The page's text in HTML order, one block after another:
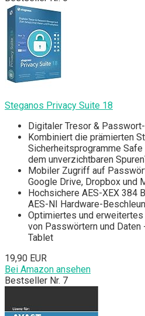
Steganos Privacy Suite 18
Digitaler Tresor &
Kombiniert die prämierten
Sicherheitsprogramme
dem unverzichtbaren
Mobiler Zugriff auf
Google Drive, Dropbox und
Hochsichere AES-XEX 384
AES-NI Hardware-
Optimiertes und
von Passwörtern und Daten
Tablet
19,90 EUR
Bei Amazon ansehen
Bestseller Nr. 7